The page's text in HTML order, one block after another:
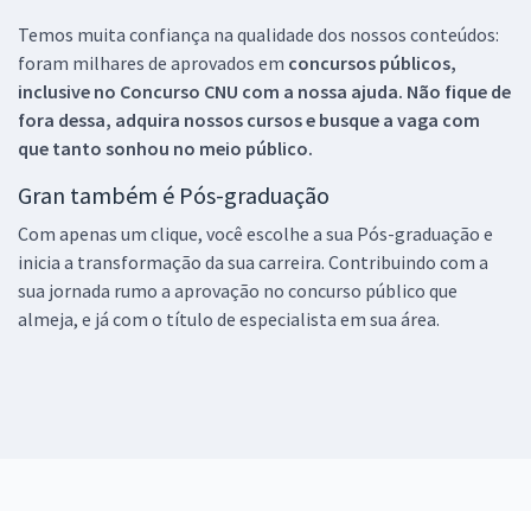
Temos muita confiança na qualidade dos nossos conteúdos:
foram milhares de aprovados em concursos públicos,
inclusive no Concurso CNU com a nossa ajuda. Não fique de
fora dessa, adquira nossos cursos e busque a vaga com
que tanto sonhou no meio público.
Gran também é Pós-graduação
Com apenas um clique, você escolhe a sua Pós-graduação e
inicia a transformação da sua carreira. Contribuindo com a
sua jornada rumo a aprovação no concurso público que
almeja, e já com o título de especialista em sua área.